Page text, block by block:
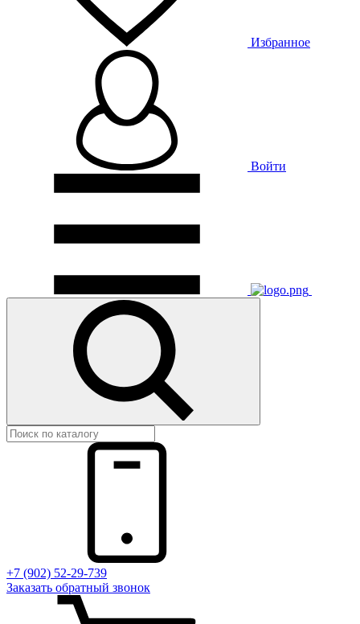
Избранное
Войти
+7 (902) 52-29-739
Заказать обратный звонок